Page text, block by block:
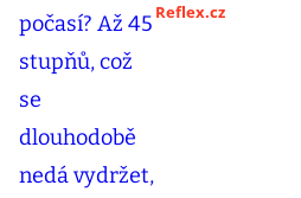
Reflex.cz